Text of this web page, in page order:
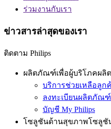
ร่วมงานกับเรา
ข่าวสารล่าสุดของเรา
ติดตาม Philips
ผลิตภัณฑ์เพื่อผู้บริโภคผลิ
บริการช่วยเหลือลูก
ลงทะเบียนผลิตภัณ
บัญชี My Philips
โซลูชันด้านสุขภาพโซลูชั